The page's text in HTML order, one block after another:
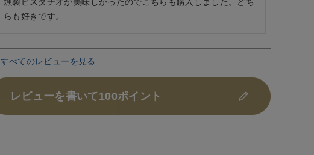
らも好きです。
すべてのレビューを見る
レビューを書いて100ポイント